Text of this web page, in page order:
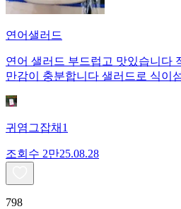
연어샐러드
연어 샐러드 부드럽고 맛있습니다
만감이 충분합니다 샐러드로 식이
귀염그잡채1
조회수 2만25.08.28
798